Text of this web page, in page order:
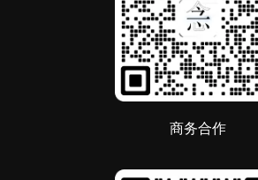
商务合作